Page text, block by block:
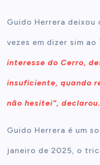
Guido Herrera deixou
vezes em dizer sim
interesse do Cerro,
insuficiente, quando
não hesitei”, declarou.
Guido Herrera é um
janeiro de 2025, o